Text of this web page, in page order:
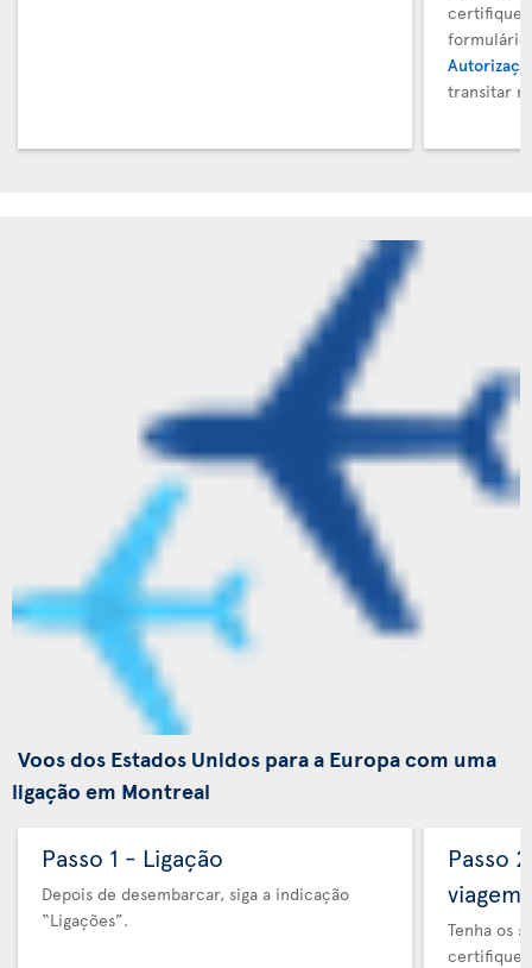
certifique-
transitar
Voos dos Estados Unidos para a Europa com uma
ligação em Montreal
Passo 1 - Ligação
Depois de desembarcar, siga a indicação
“Ligações”.
Passo
viagem
Tenha os
certifique-